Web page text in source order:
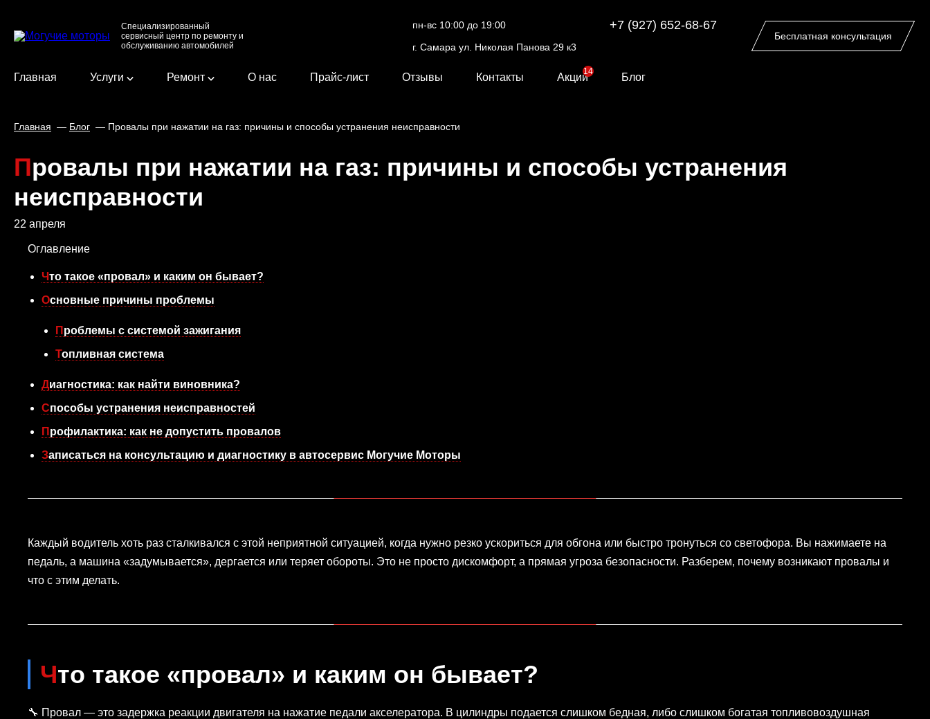
Специализированный
сервисный центр по ремонту и
обслуживанию автомобилей
пн-вс 10:00 до 19:00
г. Самара ул. Николая Панова 29 к3
+7 (927) 652-68-67
Бесплатная консультация
Главная Услуги Ремонт О нас Прайс-лист Отзывы Контакты 14
Акции Блог
Главная Блог Провалы при нажатии на газ: причины и способы устранения неисправности
Провалы при нажатии на газ: причины и способы устранения
неисправности
22 апреля
Оглавление
Что такое «провал» и каким он бывает?
Основные причины проблемы
Проблемы с системой зажигания
Топливная система
Диагностика: как найти виновника?
Способы устранения неисправностей
Профилактика: как не допустить провалов
Записаться на консультацию и диагностику в автосервис Могучие Моторы
Каждый водитель хоть раз сталкивался с этой неприятной ситуацией, когда нужно резко ускориться для обгона или быстро тронуться со светофора. Вы нажимаете на
педаль, а машина «задумывается», дергается или теряет обороты. Это не просто дискомфорт, а прямая угроза безопасности. Разберем, почему возникают провалы и
что с этим делать.
Что такое «провал» и каким он бывает?
🔧 Провал — это задержка реакции двигателя на нажатие педали акселератора. В цилиндры подается слишком бедная, либо слишком богатая топливовоздушная